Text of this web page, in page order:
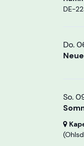
DE-
Do.
So.